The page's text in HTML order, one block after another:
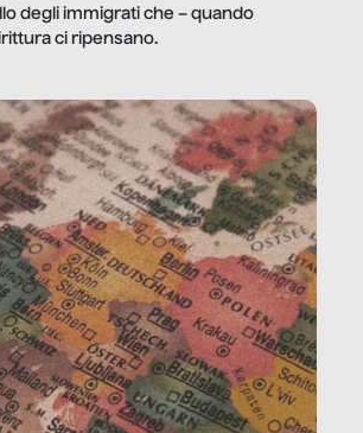
degli immigrati che – quando
ci ripensano.